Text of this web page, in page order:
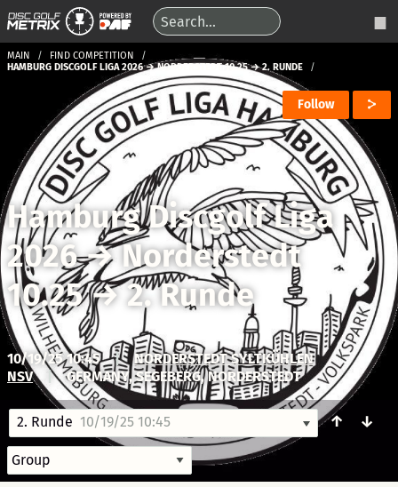
MAIN
FIND COMPETITION
HAMBURG DISCGOLF LIGA 2026 → NORDERSTEDT 10.25 → 2. RUNDE
Follow
Hamburg Discgolf Liga
2026→Norderstedt
10.25→2. Runde
10/19/25 10:45 |
NORDERSTEDT SYLTKÜHLEN
NSV
| GERMANY, SEGEBERG, NORDERSTEDT
2. Runde 10/19/25 10:45 ↑ ↓